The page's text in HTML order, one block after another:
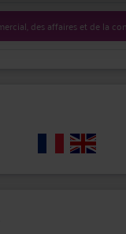
des affaires et de la